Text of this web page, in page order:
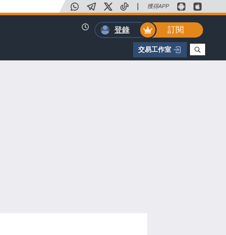
| 獲得APP
登錄
訂閱
交易工作室